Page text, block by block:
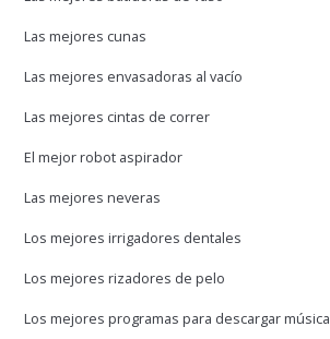
Las mejores cunas
Las mejores envasadoras al vacío
Las mejores cintas de correr
El mejor robot aspirador
Las mejores neveras
Los mejores irrigadores dentales
Los mejores rizadores de pelo
Los mejores programas para descargar música